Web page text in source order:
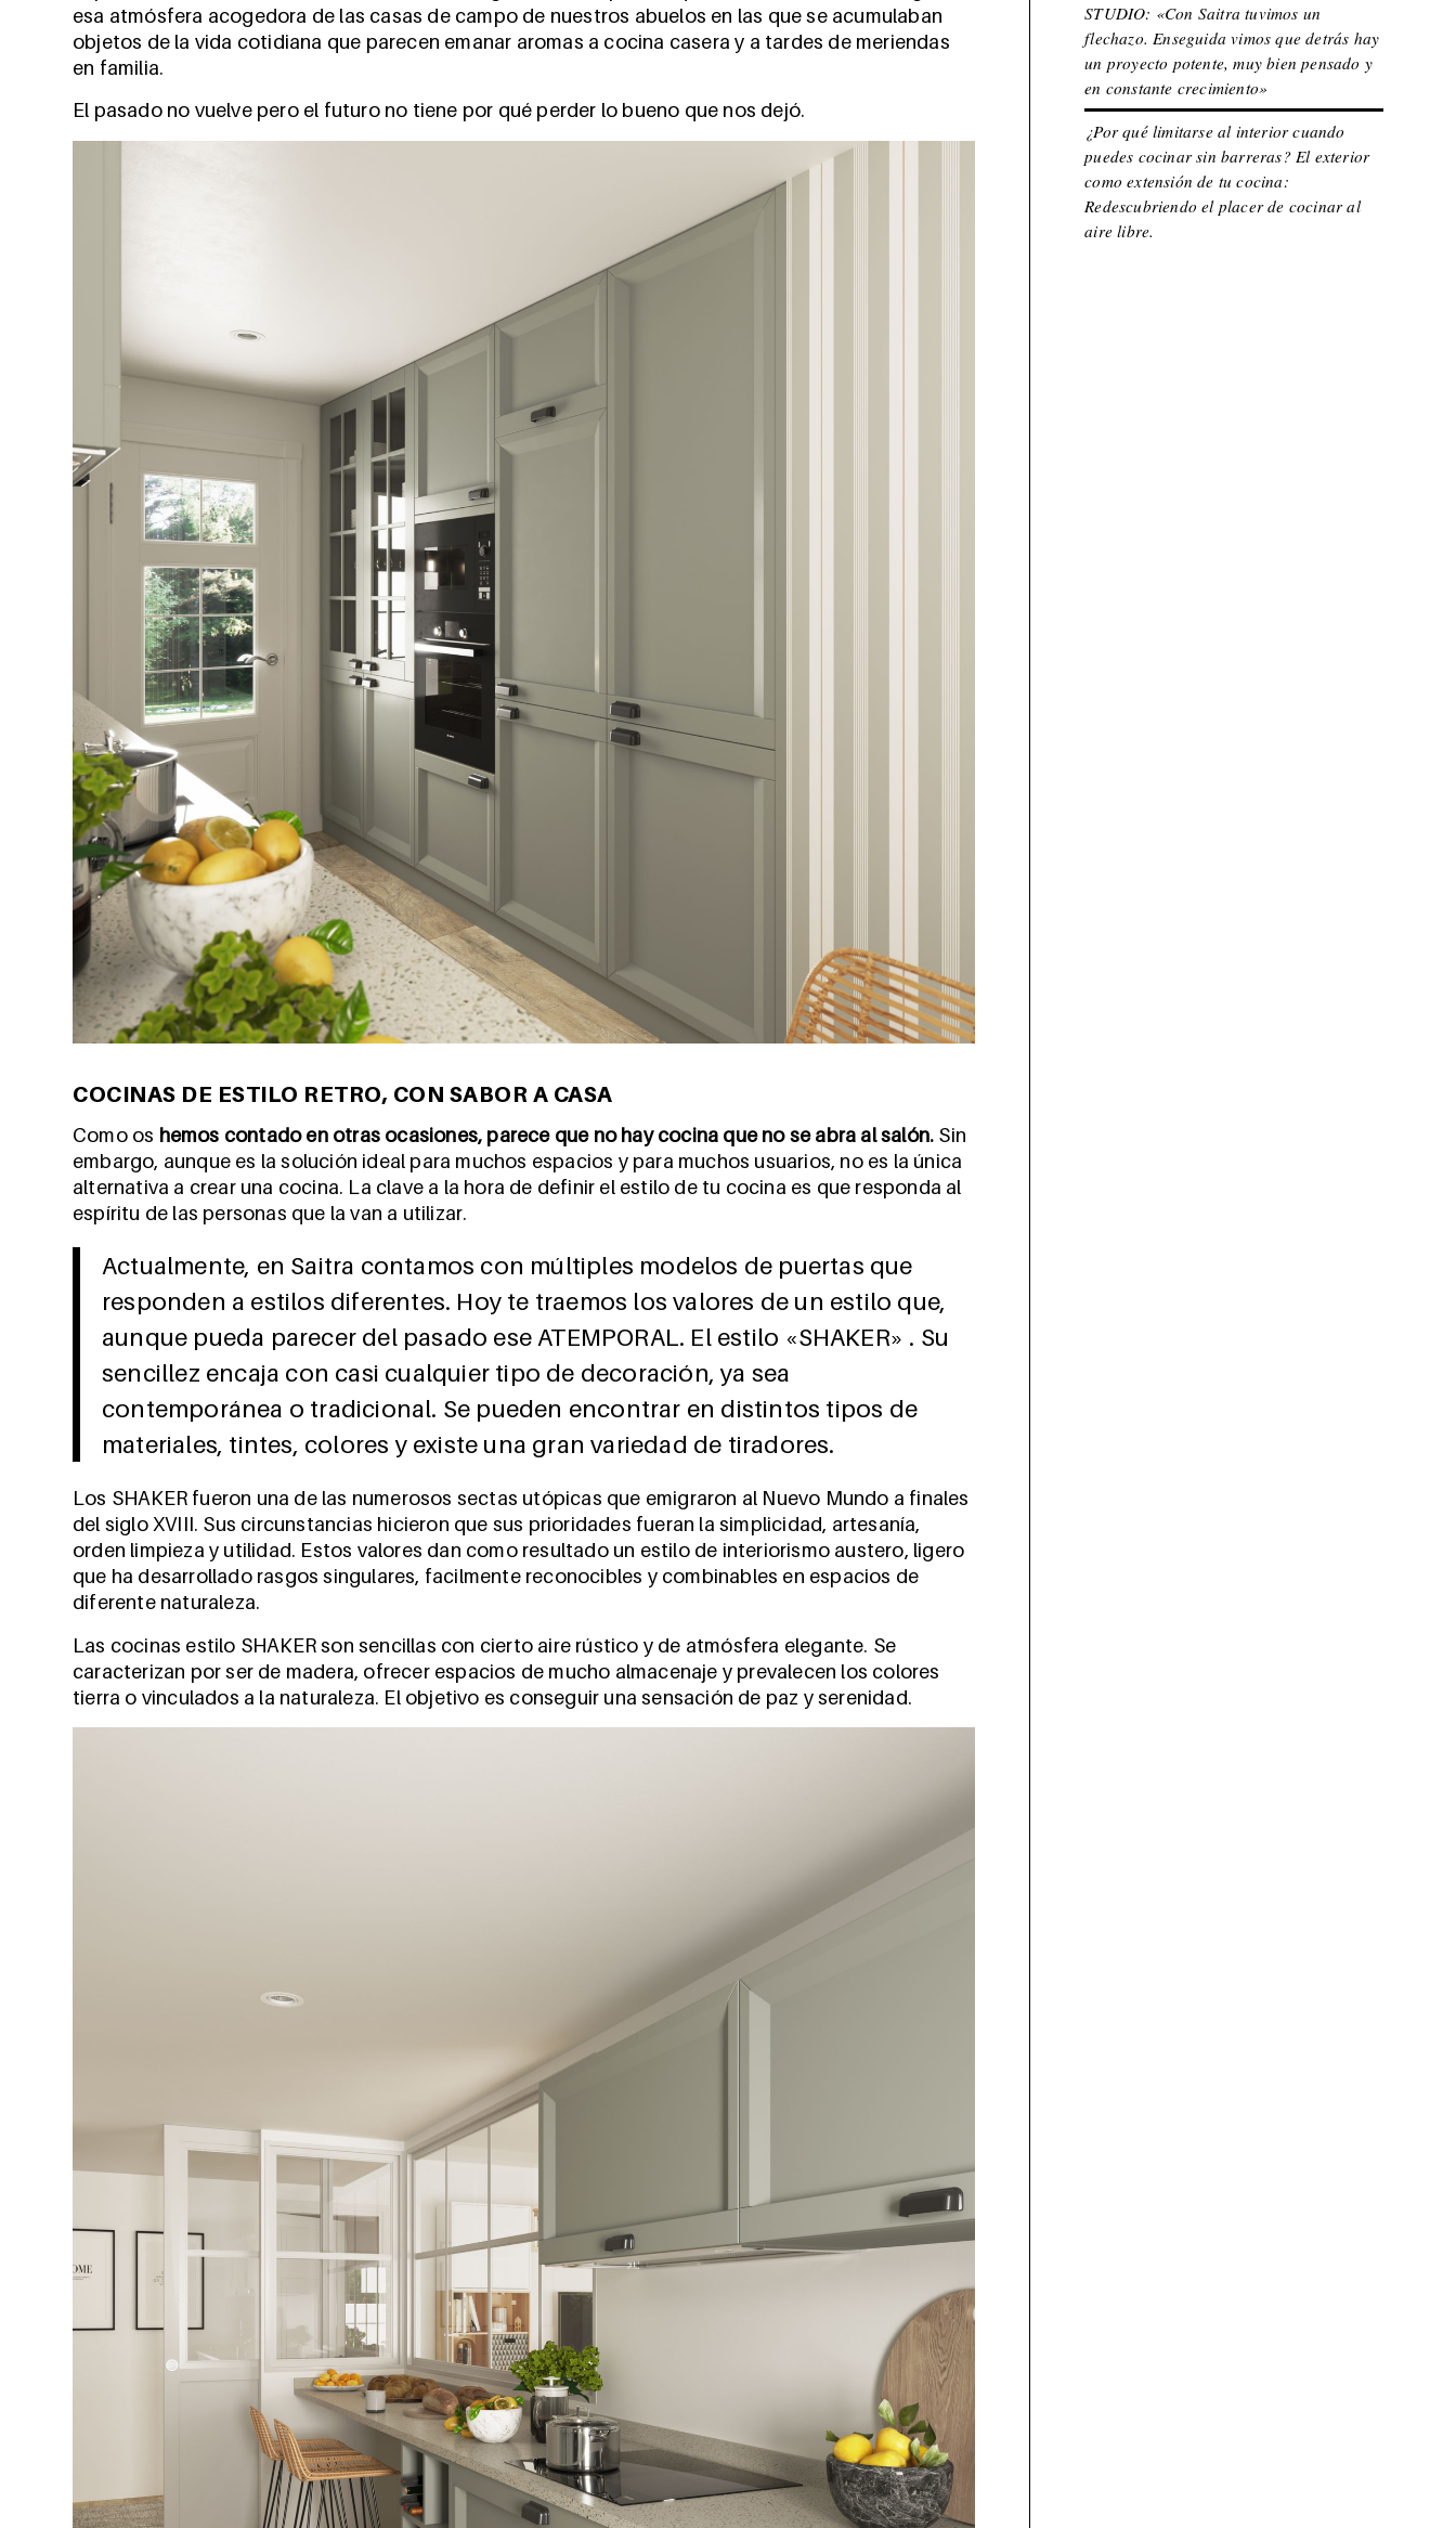
esa atmósfera acogedora de las casas de campo de nuestros abuelos en las que se acumulaban
objetos de la vida cotidiana que parecen emanar aromas a cocina casera y a tardes de meriendas
en familia.
El pasado no vuelve pero el futuro no tiene por qué perder lo bueno que nos dejó.
COCINAS DE ESTILO RETRO, CON SABOR A CASA
Como os hemos contado en otras ocasiones, parece que no hay cocina que no se abra al salón. Sin
embargo, aunque es la solución ideal para muchos espacios y para muchos usuarios, no es la única
alternativa a crear una cocina. La clave a la hora de definir el estilo de tu cocina es que responda al
espíritu de las personas que la van a utilizar.
Actualmente, en Saitra contamos con múltiples modelos de puertas que
responden a estilos diferentes. Hoy te traemos los valores de un estilo que,
aunque pueda parecer del pasado ese ATEMPORAL. El estilo «SHAKER» . Su
sencillez encaja con casi cualquier tipo de decoración, ya sea
contemporánea o tradicional. Se pueden encontrar en distintos tipos de
materiales, tintes, colores y existe una gran variedad de tiradores.
Los SHAKER fueron una de las numerosos sectas utópicas que emigraron al Nuevo Mundo a finales
del siglo XVIII. Sus circunstancias hicieron que sus prioridades fueran la simplicidad, artesanía,
orden limpieza y utilidad. Estos valores dan como resultado un estilo de interiorismo austero, ligero
que ha desarrollado rasgos singulares, facilmente reconocibles y combinables en espacios de
diferente naturaleza.
Las cocinas estilo SHAKER son sencillas con cierto aire rústico y de atmósfera elegante. Se
caracterizan por ser de madera, ofrecer espacios de mucho almacenaje y prevalecen los colores
tierra o vinculados a la naturaleza. El objetivo es conseguir una sensación de paz y serenidad.
STUDIO: «Con Saitra tuvimos un
flechazo. Enseguida vimos que detrás hay
un proyecto potente, muy bien pensado y
en constante crecimiento»
¿Por qué limitarse al interior cuando
puedes cocinar sin barreras? El exterior
como extensión de tu cocina:
Redescubriendo el placer de cocinar al
aire libre.